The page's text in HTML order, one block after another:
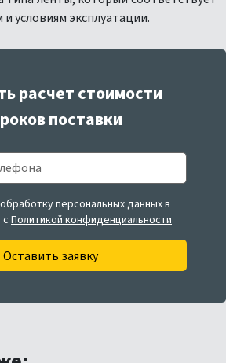
условиям эксплуатации.
расчет стоимости
поставки
персональных данных в
Политикой конфиденциальности
Оставить заявку